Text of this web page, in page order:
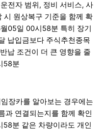
전자 범위, 정비 서비스, 사
시 원상복구 기준을 함께 확
05일 00시58분 특히 장기
납입금보다 주식추천종목
납 조건이 더 큰 영향을 줄
58분
장카를 알아보는 경우에는
과 연결되는지를 함께 확인
분 같은 차량이라도 개인